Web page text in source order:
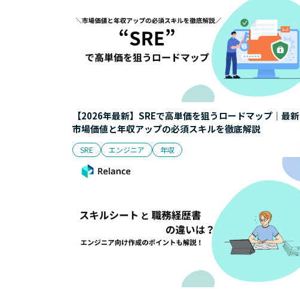
【2026年最新】SREで高単価を狙うロードマップ｜最新
市場価値と年収アップの必須スキルを徹底解説
SRE エンジニア 年収